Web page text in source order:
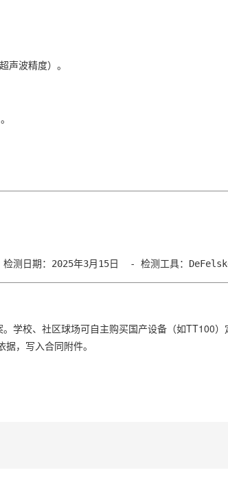
波精度）。
测日期：2025年3月15日  - 检测工具：
。学校、社区球场可自主购买国产设备（如TT100
，写入合同附件。